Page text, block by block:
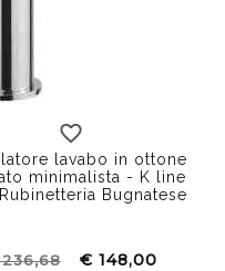
lavabo in ottone
minimalista - K line
Bugnatese
€ 148,00